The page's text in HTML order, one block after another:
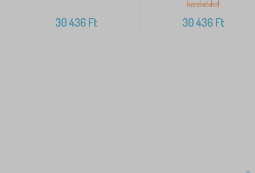
30 436 Ft
kerekekkel
30 436 Ft